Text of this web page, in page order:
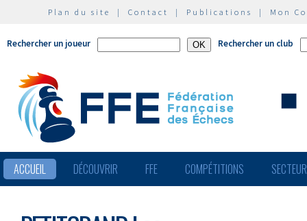
Plan du site | Contact | Publications | Mon
Rechercher un joueur Rechercher un club
ACCUEIL DÉCOUVRIR FFE COMPÉTITIONS